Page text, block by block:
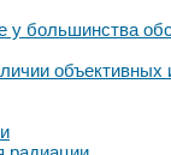
у большинства
объективных